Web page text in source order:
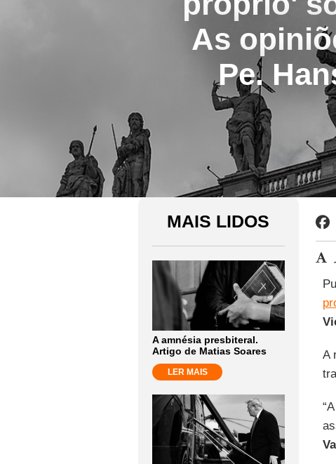
As
Pe.
MAIS LIDOS
A amnésia presbiteral.
Artigo de Matias Soares
LER MAIS
A